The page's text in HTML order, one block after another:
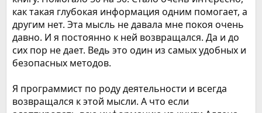
как такая глубокая информация одним помогает, а
другим нет. Эта мысль не давала мне покоя очень
давно. И я постоянно к ней возвращался. Да и до
сих пор не дает. Ведь это один из самых удобных и
безопасных методов.
Я программист по роду деятельности и всегда
возвращался к этой мысли. А что если